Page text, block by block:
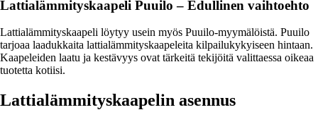
Lattialämmityskaapeli Puuilo – Edullinen vaihtoehto
Lattialämmityskaapeli löytyy usein myös Puuilo-myymälöistä. Puuilo
tarjoaa laadukkaita lattialämmityskaapeleita kilpailukykyiseen hintaan.
Kaapeleiden laatu ja kestävyys ovat tärkeitä tekijöitä valittaessa oikeaa
tuotetta kotiisi.
Lattialämmityskaapelin asennus